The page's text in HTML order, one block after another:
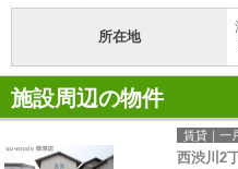
所在地
施設周辺の物件
賃貸｜一
西渋川2